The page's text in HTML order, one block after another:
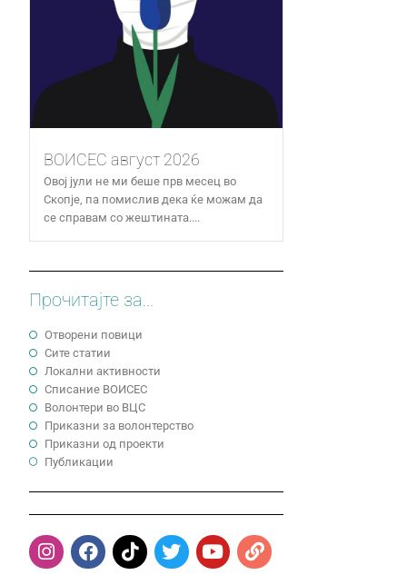
ВОИСЕС август 2026
Овој јули не ми беше прв месец во
Скопје, па помислив дека ќе можам да
се справам со жештината....
Прочитајте за...
Отворени повици
Сите статии
Локални активности
Cписание ВОИСЕС
Волонтери во ВЦС
Приказни за волонтерство
Приказни од проекти
Публикации